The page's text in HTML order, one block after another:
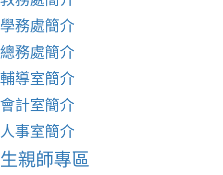
學務處簡介
總務處簡介
輔導室簡介
會計室簡介
人事室簡介
生親師專區